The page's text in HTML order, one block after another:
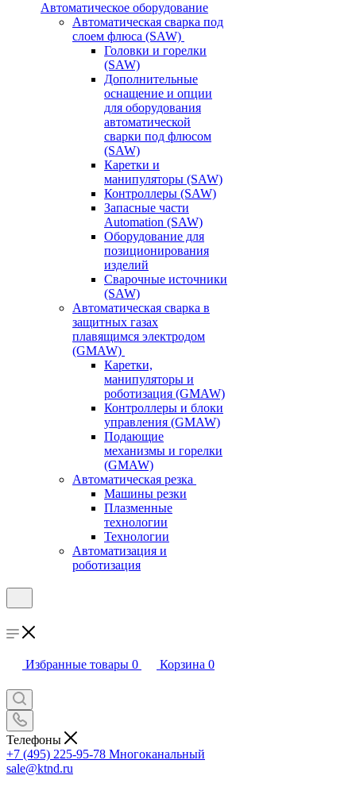
Автоматическое оборудование
Автоматическая сварка под
слоем флюса (SAW)
Головки и горелки
(SAW)
Дополнительные
оснащение и опции
для оборудования
автоматической
сварки под флюсом
(SAW)
Каретки и
манипуляторы (SAW)
Контроллеры (SAW)
Запасные части
Automation (SAW)
Оборудование для
позиционирования
изделий
Сварочные источники
(SAW)
Автоматическая сварка в
защитных газах
плавящимся электродом
(GMAW)
Каретки,
манипуляторы и
роботизация (GMAW)
Контроллеры и блоки
управления (GMAW)
Подающие
механизмы и горелки
(GMAW)
Автоматическая резка
Машины резки
Плазменные
технологии
Технологии
Автоматизация и
роботизация
Избранные товары 0 Корзина 0
Телефоны
+7 (495) 225-95-78 Многоканальный
sale@ktnd.ru